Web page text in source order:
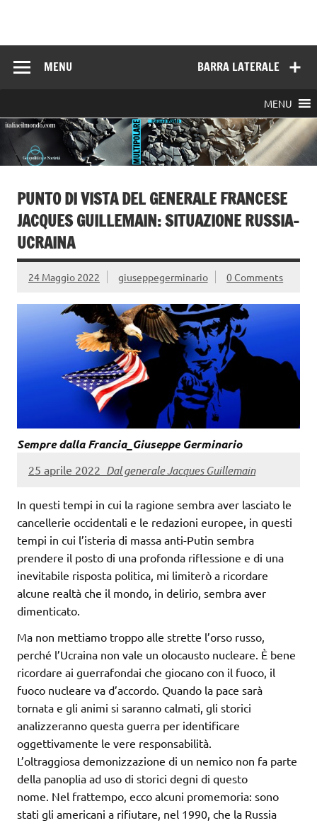
BARRA LATERALE
MENU
MENU
PUNTO DI VISTA DEL GENERALE FRANCESE
JACQUES GUILLEMAIN: SITUAZIONE RUSSIA-
UCRAINA
24 Maggio 2022 giuseppegerminario 0 Comments
Sempre dalla Francia_Giuseppe Germinario
25 aprile 2022 Dal generale Jacques Guillemain
In questi tempi in cui la ragione sembra aver lasciato le
cancellerie occidentali e le redazioni europee, in questi
tempi in cui l’isteria di massa anti-Putin sembra
prendere il posto di una profonda riflessione e di una
inevitabile risposta politica, mi limiterò a ricordare
alcune realtà che il mondo, in delirio, sembra aver
dimenticato.
Ma non mettiamo troppo alle strette l’orso russo,
perché l’Ucraina non vale un olocausto nucleare. È bene
ricordare ai guerrafondai che giocano con il fuoco, il
fuoco nucleare va d’accordo. Quando la pace sarà
tornata e gli animi si saranno calmati, gli storici
analizzeranno questa guerra per identificare
oggettivamente le vere responsabilità.
L’oltraggiosa demonizzazione di un nemico non fa parte
della panoplia ad uso di storici degni di questo
nome. Nel frattempo, ecco alcuni promemoria: sono
stati gli americani a rifiutare, nel 1990, che la Russia